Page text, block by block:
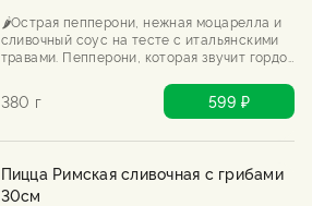
🌶️Острая пепперони, нежная моцарелла и
сливочный соус на тесте с итальянскими
травами. Пепперони, которая звучит гордо
380 г 599 ₽
Пицца Римская сливочная с грибами
30см